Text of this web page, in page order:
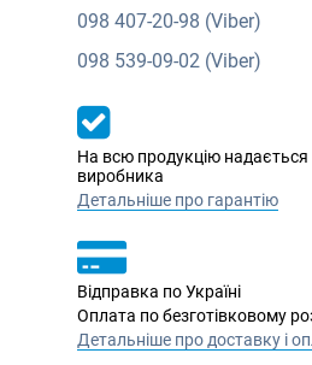
098 407-20-98 (Viber)
098 539-09-02 (Viber)
На всю продукцію надається
виробника
Детальніше про гарантію
Відправка по Україні
Оплата по безготівковому
Детальніше про доставку і